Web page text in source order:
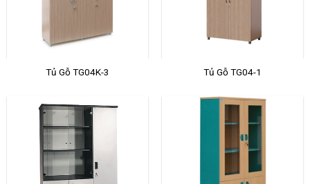
Tủ Gỗ TG04K-3 Tủ Gỗ TG04-1